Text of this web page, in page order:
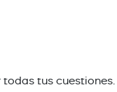
tus cuestiones.